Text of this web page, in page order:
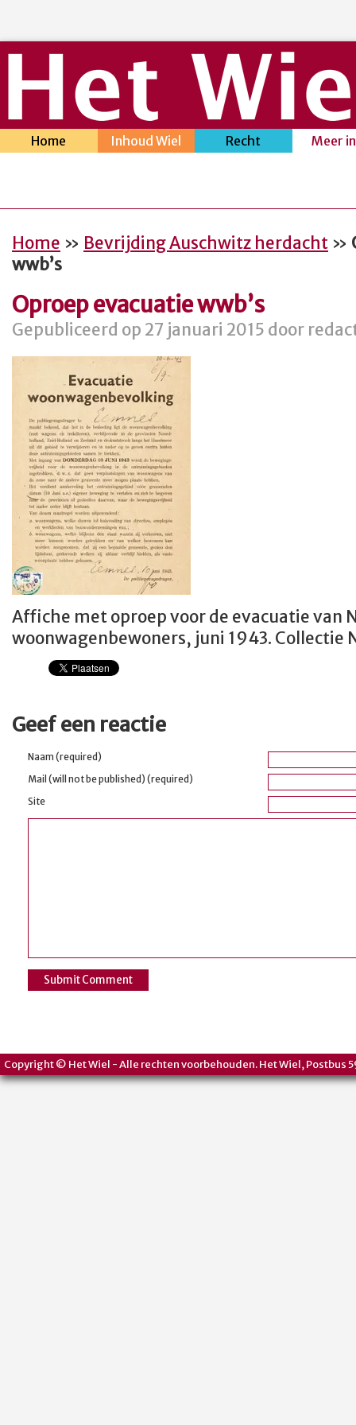
Home Inhoud Wiel Recht Meer
Home » Bevrijding Auschwitz herdacht »
wwb’s
Oproep evacuatie wwb’s
Gepubliceerd op 27 januari 2015 door
Affiche met oproep voor de evacuatie van
woonwagenbewoners, juni 1943. Collectie
Geef een reactie
Naam (required)
Mail (will not be published) (required)
Site
Copyright © Het Wiel - Alle rechten voorbehouden. Het Wiel, Postbus